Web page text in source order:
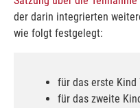
der darin integrierten
wie folgt festgelegt:
für das erste Kind
für das zweite